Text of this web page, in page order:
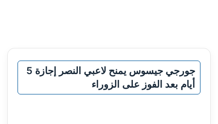
جورجي جيسوس يمنح لاعبي النصر إجازة 5
أيام بعد الفوز على الزوراء